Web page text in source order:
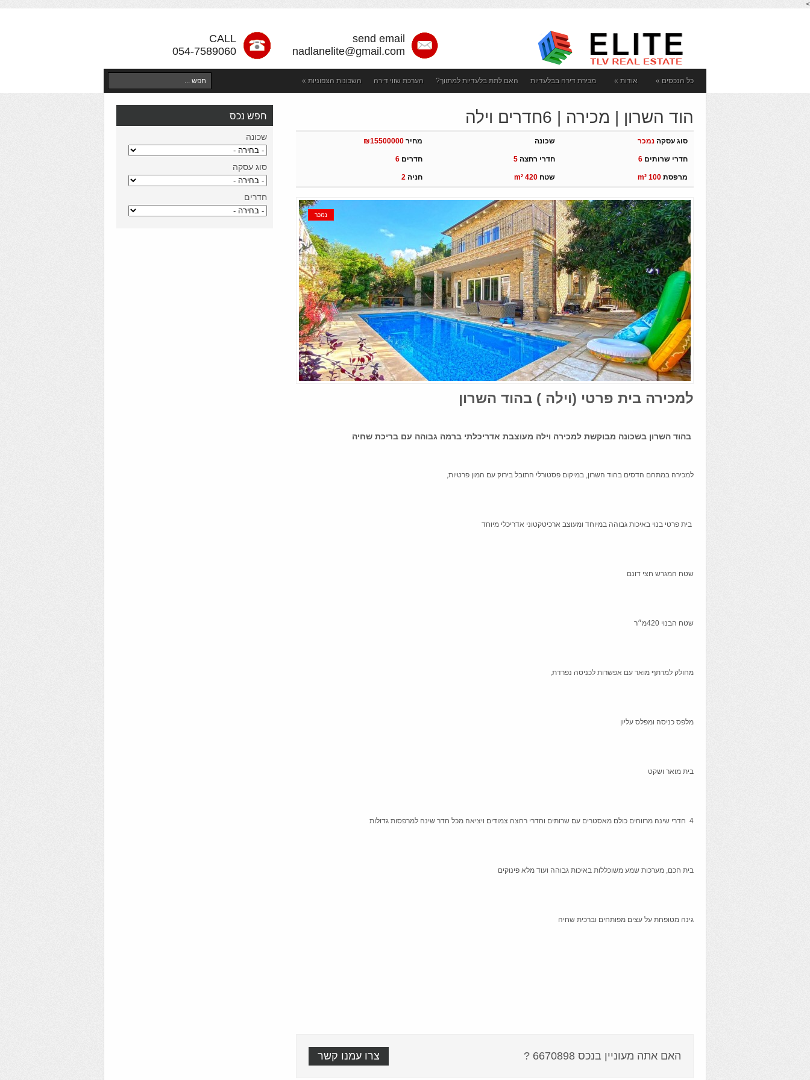
>
CALL
054-7589060
send email
nadlanelite@gmail.com
כל הנכסים » אודות » מכירת דירה בבלעדיות האם לתת בלעדיות למתווך? הערכת שווי דירה השכונות הצפוניות »
הוד השרון | מכירה | 6חדרים וילה
מחיר ₪15500000 שכונה סוג עסקה נמכר
חדרים 6 חדרי רחצה 5 חדרי שרותים 6
חניה 2 שטח m² 420 מרפסת m² 100
נמכר
למכירה בית פרטי (וילה ) בהוד השרון
בהוד השרון בשכונה מבוקשת למכירה וילה מעוצבת אדריכלתי ברמה גבוהה עם בריכת שחיה
למכירה במתחם הדסים בהוד השרון, במיקום פסטורלי התובל בירוק עם המון פרטיות,
בית פרטי בנוי באיכות גבוהה במיוחד ומעוצב ארכיטקטוני אדריכלי מיוחד
שטח המגרש חצי דונם
שטח הבנוי 420מ״ר
מחולק למרתף מואר עם אפשרות לכניסה נפרדת,
מלפס כניסה ומפלס עליון
בית מואר ושקט
4 חדרי שינה מרווחים כולם מאסטרים עם שרותים וחדרי רחצה צמודים ויציאה מכל חדר שינה למרפסות גדולות
בית חכם, מערכות שמע משוכללות באיכות גבוהה ועוד מלא פינוקים
גינה מטופחת על עצים מפותחים וברכית שחיה
האם אתה מעוניין בנכס 6670898 ? צרו עמנו קשר
חפש נכס
שכונה
סוג עסקה
חדרים